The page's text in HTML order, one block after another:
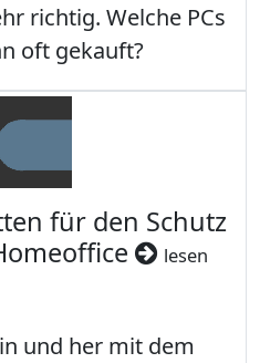
richtig. Welche PCs
oft gekauft?
für den Schutz
lesen
und her mit dem